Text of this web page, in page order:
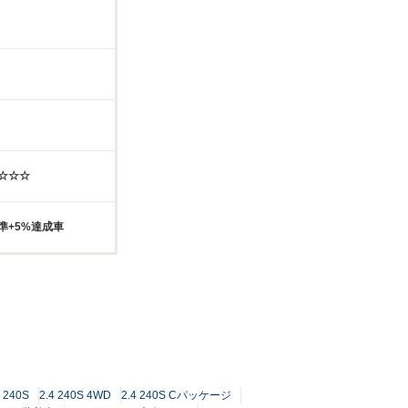
+5%達成車
240S 2.4 240S 4WD
2.4 240S Cパッケージ